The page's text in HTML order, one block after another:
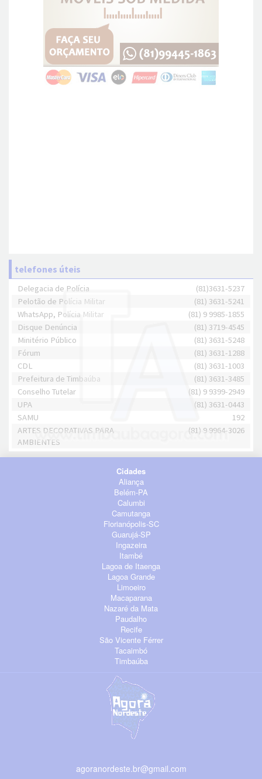
telefones úteis
Delegacia de Polícia
(81)3631-5237
Pelotão de Polícia Militar
(81) 3631-5241
WhatsApp, Polícia Militar
(81) 9 9985-1855
Disque Denúncia
(81) 3719-4545
Minitério Público
(81) 3631-5248
Fórum
(81) 3631-1288
CDL
(81) 3631-1003
Prefeitura de Timbaúba
(81) 3631-3485
Conselho Tutelar
(81) 9 9399-2949
UPA
(81) 3631-0443
SAMU
192
ARTES DECORATIVAS PARA
AMBIENTES
(81) 9 9964-3026
Cidades
Aliança
Belém-PA
Calumbi
Camutanga
Florianópolis-SC
Guarujá-SP
Ingazeira
Itambé
Lagoa de Itaenga
Lagoa Grande
Limoeiro
Macaparana
Nazaré da Mata
Paudalho
Recife
São Vicente Férrer
Tacaimbó
Timbaúba
agoranordeste.br@gmail.com